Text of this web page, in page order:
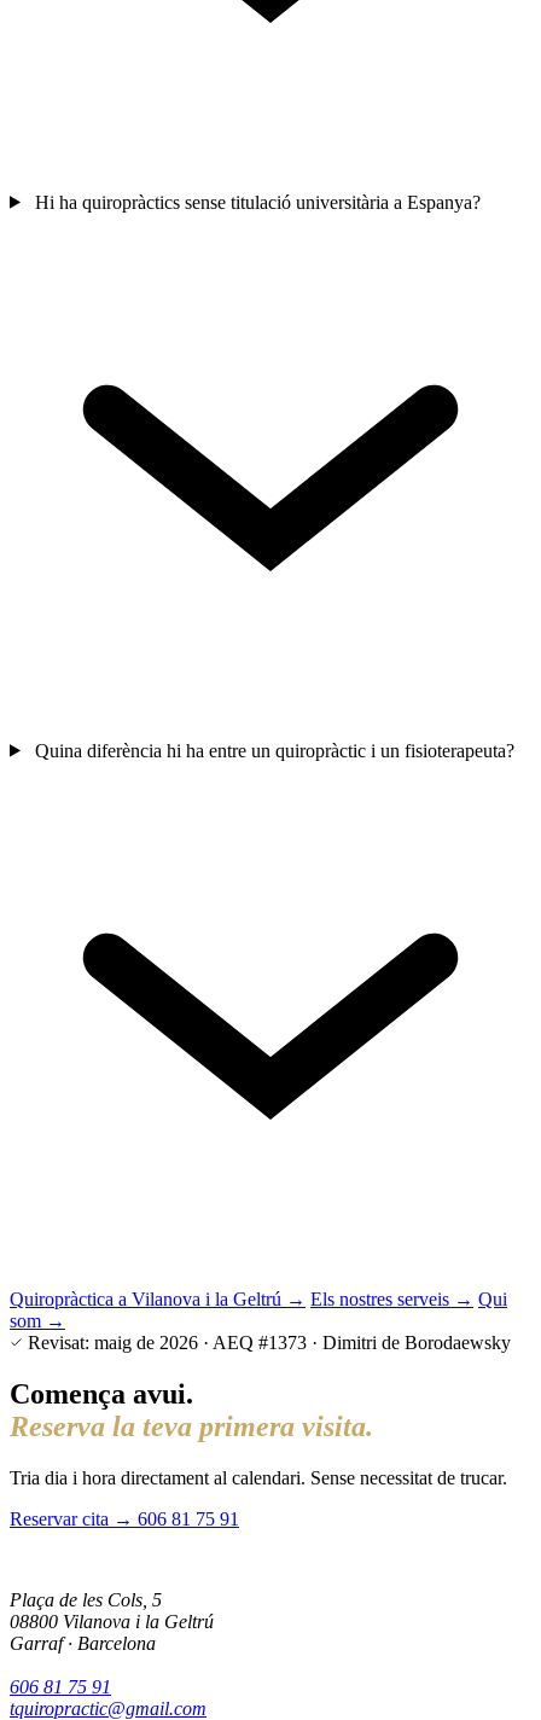
Hi ha quiropràctics sense titulació universitària a Espanya?
Quina diferència hi ha entre un quiropràctic i un fisioterapeuta?
Quiropràctica a Vilanova i la Geltrú → Els nostres serveis → Qui
som →
Revisat: maig de 2026 · AEQ #1373 · Dimitri de Borodaewsky
Comença avui.
Reserva la teva primera visita.
Tria dia i hora directament al calendari. Sense necessitat de trucar.
Reservar cita → 606 81 75 91
Plaça de les Cols, 5
08800 Vilanova i la Geltrú
Garraf · Barcelona
606 81 75 91
tquiropractic@gmail.com